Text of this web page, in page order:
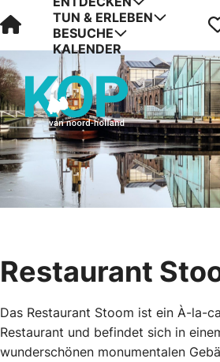
Visit Kop van Holland
TUN & ERLEBEN
BESUCHE
KALENDER
Restaurant
Das Restaurant Stoom ist ein À-la-
Restaurant und befindet sich in
wunderschönen monumentalen